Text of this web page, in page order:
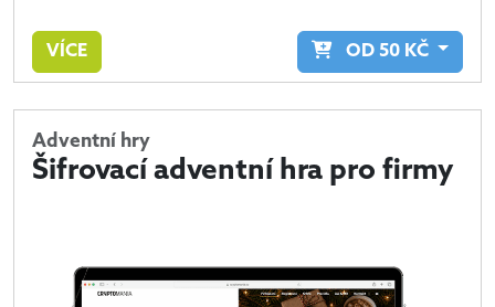
VÍCE OD 50 KČ
Adventní hry
Šifrovací adventní hra pro firmy